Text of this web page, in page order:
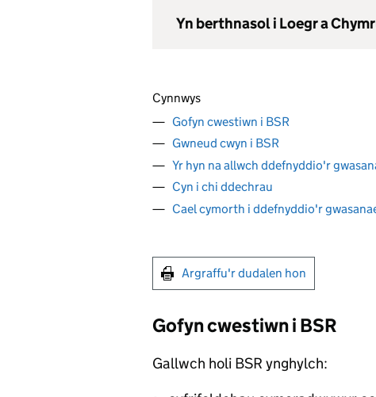
Yn berthnasol i Loegr a
Cynnwys
Gofyn cwestiwn i BSR
Gwneud cwyn i BSR
Yr hyn na allwch ddefnyddio'r
Cyn i chi ddechrau
Cael cymorth i ddefnyddio'r
Argraffu'r dudalen hon
Gofyn cwestiwn i BSR
Gallwch holi BSR ynghylch: